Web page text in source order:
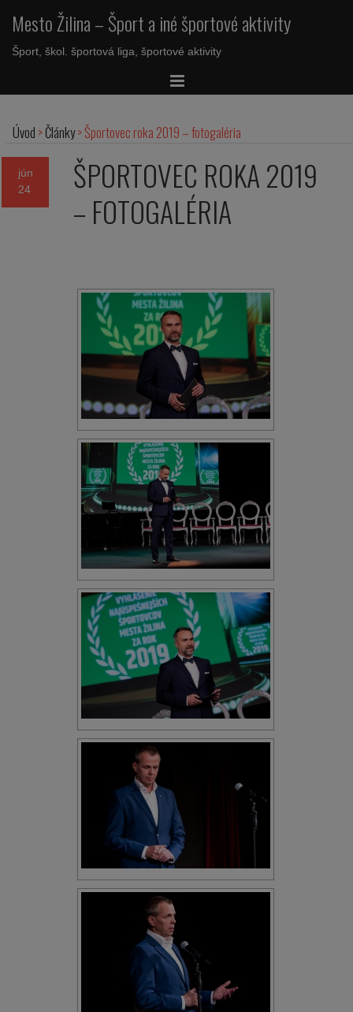
Mesto Žilina – Šport a iné športové aktivity
Šport, škol. športová liga, športové aktivity
Úvod >Články>Športovec roka 2019 – fotogaléria
jún
24
ŠPORTOVEC ROKA 2019
– FOTOGALÉRIA